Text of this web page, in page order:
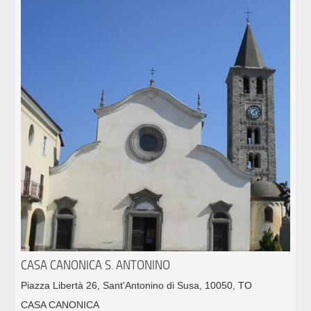
CASA CANONICA S. ANTONINO
Piazza Libertà 26, Sant'Antonino di Susa, 10050, TO
CASA CANONICA